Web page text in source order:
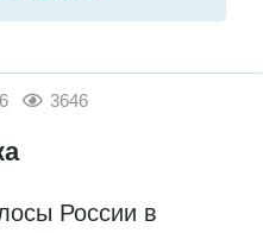
3646
России в